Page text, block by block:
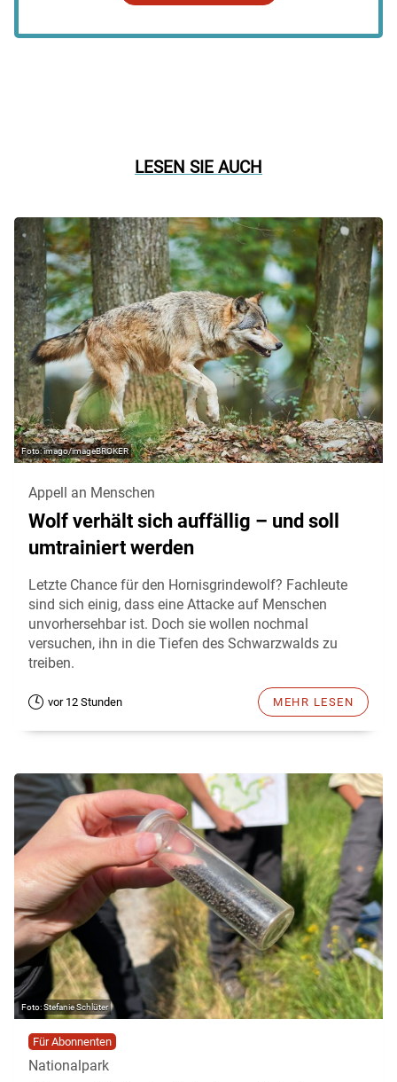
LESEN SIE AUCH
imago/imageBROKER
Appell an Menschen
Wolf verhält sich auffällig – und soll
umtrainiert werden
Letzte Chance für den Hornisgrindewolf? Fachleute
sind sich einig, dass eine Attacke auf Menschen
unvorhersehbar ist. Doch sie wollen nochmal
versuchen, ihn in die Tiefen des Schwarzwalds zu
treiben.
vor 12 Stunden MEHR LESEN
Stefanie Schlüter
Für Abonnenten
Nationalpark